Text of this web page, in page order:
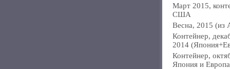
Март 2015,
США
Весна, 2015 (из
Контейнер,
2014
Контейнер,
Япония и